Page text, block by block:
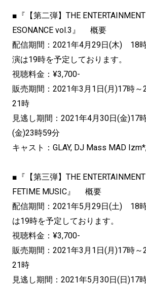
■『【第二弾】THE
ESONANCE vol.3』 概要
配信期間：2021年4月29日(木) 18
演は19時を予定しております。
視聴料金：¥3,700-
販売期間：2021年3月1日(月)17時
21時
見逃し期間：2021年4月30日(金)17
(金)23時59分
キャスト：GLAY, DJ Mass MAD
■『【第三弾】THE
FETIME MUSIC』 概要
配信期間：2021年5月29日(土) 18
は19時を予定しております。
視聴料金：¥3,700-
販売期間：2021年3月1日(月)17時
21時
見逃し期間：2021年5月30日(日)17